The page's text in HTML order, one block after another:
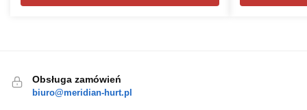
Obsługa zamówień
biuro@meridian-hurt.pl